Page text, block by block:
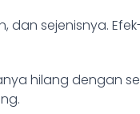
sejenisnya.
hilang dengan